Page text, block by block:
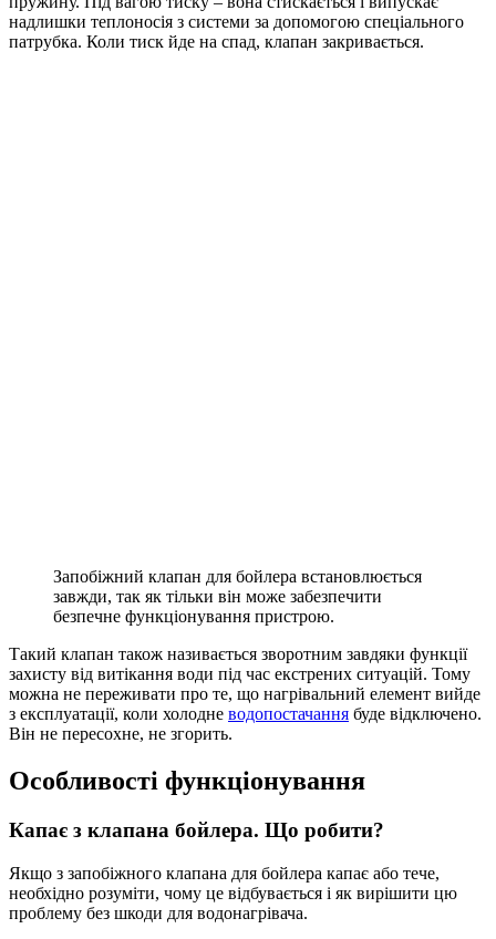
надлишки теплоносія з системи за допомогою спеціального
патрубка. Коли тиск йде на спад, клапан закривається.
Запобіжний клапан для бойлера встановлюється
завжди, так як тільки він може забезпечити
безпечне функціонування пристрою.
Такий клапан також називається зворотним завдяки функції
захисту від витікання води під час екстрених ситуацій. Тому
можна не переживати про те, що нагрівальний елемент вийде
з експлуатації, коли холодне водопостачання буде відключено.
Він не пересохне, не згорить.
Особливості функціонування
Капає з клапана бойлера. Що робити?
Якщо з запобіжного клапана для бойлера капає або тече,
необхідно розуміти, чому це відбувається і як вирішити цю
проблему без шкоди для водонагрівача.